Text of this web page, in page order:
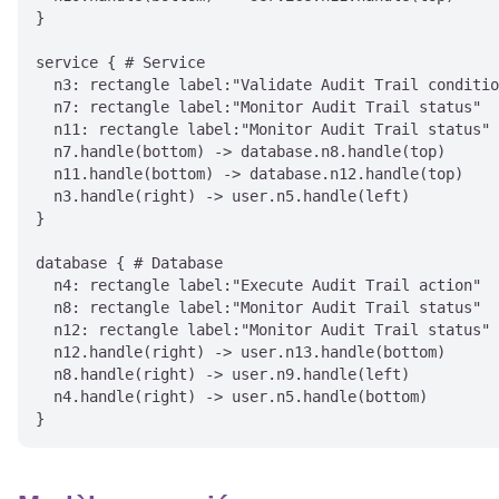
}
service { # Service
n3: rectangle label:"Validate Audit Trail
  n7: rectangle label:"Monitor Audit Trail status"
  n11: rectangle label:"Monitor Audit Trail status"
  n7.handle(bottom) -> database.n8.handle(top)
  n11.handle(bottom) -> database.n12.handle(top)
  n3.handle(right) -> user.n5.handle(left)
}
database { # Database
  n4: rectangle label:"Execute Audit Trail action"
  n8: rectangle label:"Monitor Audit Trail status"
  n12: rectangle label:"Monitor Audit Trail status"
  n12.handle(right) -> user.n13.handle(bottom)
  n8.handle(right) -> user.n9.handle(left)
  n4.handle(right) -> user.n5.handle(bottom)